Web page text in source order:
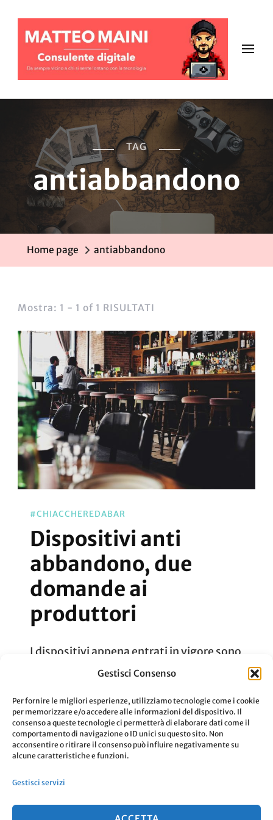
Gestisci Consenso
Per fornire le migliori esperienze, utilizziamo tecnologie come i cookie
per memorizzare e/o accedere alle informazioni del dispositivo. Il
consenso a queste tecnologie ci permetterà di elaborare dati come il
comportamento di navigazione o ID unici su questo sito. Non
acconsentire o ritirare il consenso può influire negativamente su
alcune caratteristiche e funzioni.
Gestisci servizi
TAG
antiabbandono
Home page antiabbandono
Mostra: 1 - 1 of 1 RISULTATI
#CHIACCHEREDABAR
Dispositivi anti
abbandono, due
domande ai
produttori
I dispositivi appena entrati in vigore sono
una nuova tecnologia contro
Seguite le mie due domande.
Aggiornato Il 10 Novembre 2019 Leggi